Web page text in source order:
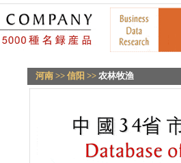
河南 >> 信阳 >> 农林牧渔